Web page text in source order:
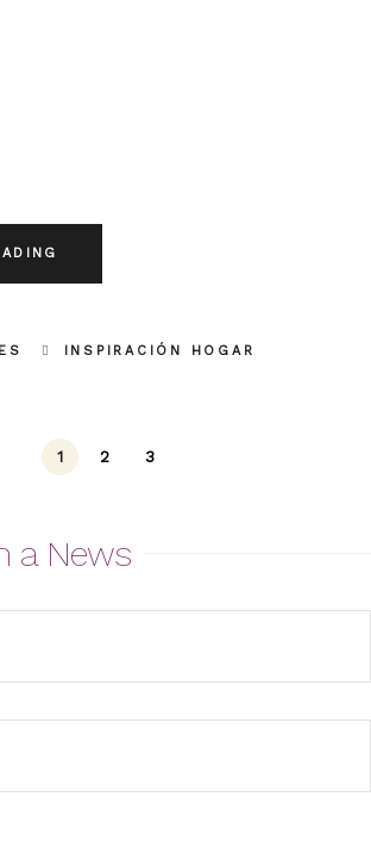
INSPIRACIÓN HOGAR
1 2 3
a News